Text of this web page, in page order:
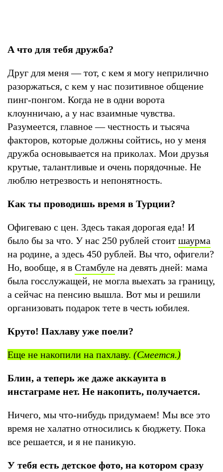
А что для тебя дружба?
Друг для меня — тот, с кем я могу неприлично
разоржаться, с кем у нас позитивное общение
пинг-понгом. Когда не в одни ворота
клоунничаю, а у нас взаимные чувства.
Разумеется, главное — честность и тысяча
факторов, которые должны сойтись, но у меня
дружба основывается на приколах. Мои друзья
крутые, талантливые и очень порядочные. Не
люблю нетрезвость и непонятность.
Как ты проводишь время в Турции?
Офигеваю с цен. Здесь такая дорогая еда! И
было бы за что. У нас 250 рублей стоит шаурма
на родине, а здесь 450 рублей. Вы что, офигели?
Но, вообще, я в Стамбуле на девять дней: мама
была госслужащей, не могла выехать за границу,
а сейчас на пенсию вышла. Вот мы и решили
организовать подарок тете в честь юбилея.
Круто! Пахлаву уже поели?
Еще не накопили на пахлаву. (Смеется.)
Блин, а теперь же даже аккаунта в
инстаграме нет. Не накопить, получается.
Ничего, мы что-нибудь придумаем! Мы все это
время не халатно относились к бюджету. Пока
все решается, и я не паникую.
У тебя есть детское фото, на котором сразу